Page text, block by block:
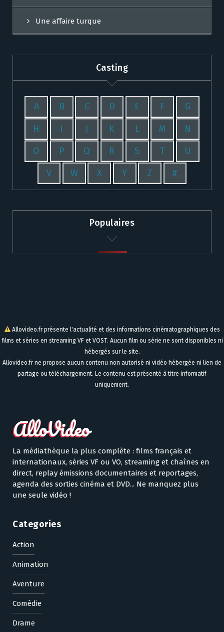
Une affaire turque
Casting
A B C D E F G
H I J K L M N
O P Q R S T U
V W X Y Z #
Populaires
Allovideo.fr présente l'actualité et des informations cinématographiques des
films et séries en streaming VF et VOST. Aucun film ou série ne sont disponibles ni
hébergés sur le site.
Allovideo.fr ne propose aucun contenu non autorisé ni vidéo hébergée ni lien de
partage ou téléchargement. Le contenu est présenté à titre informatif
uniquement.
La médiathèque la plus complète : films français et
internationaux, séries VF ou VO, streaming et chaînes en
direct, replay émissions documentaires et reportages,
agenda des sorties cinéma et DVD... Ne manquez plus
une seule vidéo !
Categories
Action
Animation
Aventure
Comédie
Drame